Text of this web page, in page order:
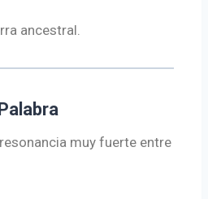
ancestral.
muy fuerte entre